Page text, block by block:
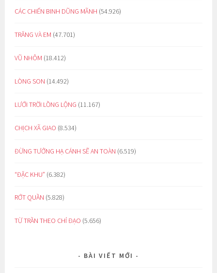
CÁC CHIẾN BINH DŨNG MÃNH (54.926)
TRĂNG VÀ EM (47.701)
VŨ NHÔM (18.412)
LÒNG SON (14.492)
LƯỚI TRỜI LỒNG LỘNG (11.167)
CHỊCH XÃ GIAO (8.534)
ĐỪNG TƯỞNG HẠ CÁNH SẼ AN TOÀN (6.519)
“ĐẶC KHU” (6.382)
RỚT QUẦN (5.828)
TỪ TRẦN THEO CHỈ ĐẠO (5.656)
BÀI VIẾT MỚI